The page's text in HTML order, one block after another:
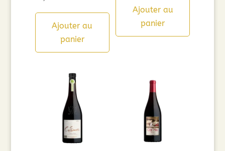
Ajouter au
panier
Ajouter au
panier